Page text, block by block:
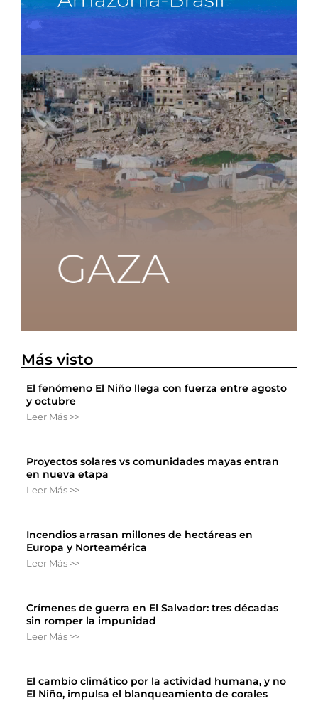
Más visto
El fenómeno El Niño llega con fuerza entre agosto
y octubre
Leer Más >>
Proyectos solares vs comunidades mayas entran
en nueva etapa
Leer Más >>
Incendios arrasan millones de hectáreas en
Europa y Norteamérica
Leer Más >>
Crímenes de guerra en El Salvador: tres décadas
sin romper la impunidad
Leer Más >>
El cambio climático por la actividad humana, y no
El Niño, impulsa el blanqueamiento de corales